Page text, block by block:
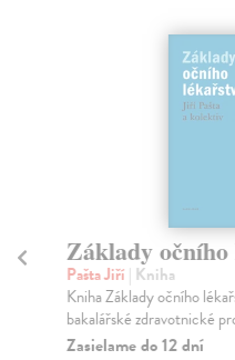
Základy
Pašta Jiří | Kniha
Kniha Základy očního
bakalářské zdravotnické
Zasielame do 12 dní